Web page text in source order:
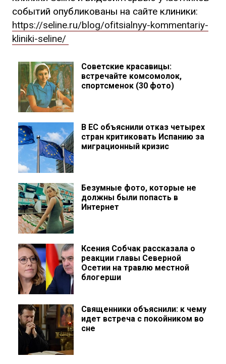
событий опубликованы на сайте клиники:
https://seline.ru/blog/ofitsialnyy-kommentariy-
kliniki-seline/
Советские красавицы:
встречайте комсомолок,
спортсменок (30 фото)
В ЕС объяснили отказ четырех
стран критиковать Испанию за
миграционный кризис
Безумные фото, которые не
должны были попасть в
Интернет
Ксения Собчак рассказала о
реакции главы Северной
Осетии на травлю местной
блогерши
Священники объяснили: к чему
идет встреча с покойником во
сне